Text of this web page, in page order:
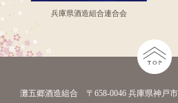
兵庫県酒造組合連合会
灘五郷酒造組合 〒658-0046 兵庫県神戸